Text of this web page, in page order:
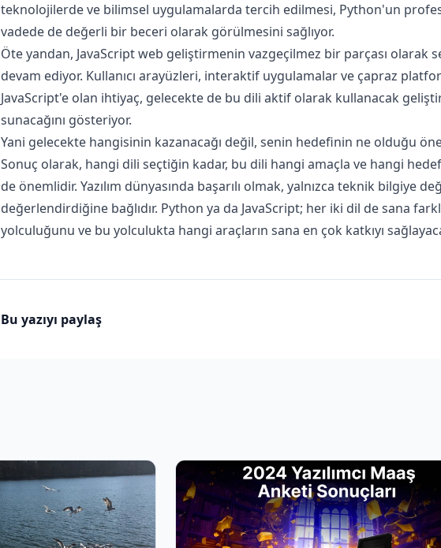
teknolojilerde ve bilimsel uygulamalarda tercih edilmesi, Python'un
vadede de değerli bir beceri olarak görülmesini sağlıyor.
Öte yandan, JavaScript web geliştirmenin vazgeçilmez bir parçası olarak
devam ediyor. Kullanıcı arayüzleri, interaktif uygulamalar ve çapraz
JavaScript'e olan ihtiyaç, gelecekte de bu dili aktif olarak kullanacak
sunacağını gösteriyor.
Yani gelecekte hangisinin kazanacağı değil, senin hedefinin ne olduğu
Sonuç olarak, hangi dili seçtiğin kadar, bu dili hangi amaçla ve hangi
de önemlidir. Yazılım dünyasında başarılı olmak, yalnızca teknik bilgiye
değerlendirdiğine bağlıdır. Python ya da JavaScript; her iki dil de sana
yolculuğunu ve bu yolculukta hangi araçların sana en çok katkıyı
Bu yazıyı paylaş